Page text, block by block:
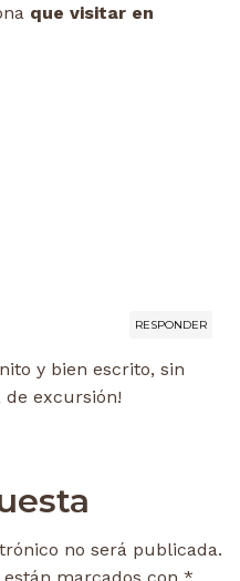
que visitar en
RESPONDER
y bien escrito, sin
excursión!
no será publicada.